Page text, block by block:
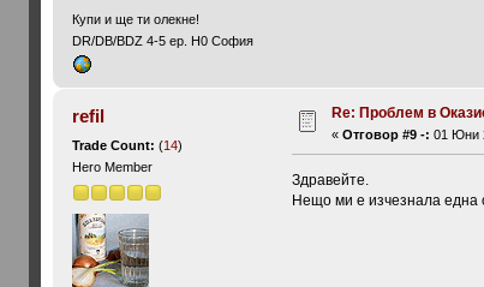
Купи и ще ти олекне!
DR/DB/BDZ 4-5 ep. H0 София
refil
Trade Count: (14)
Hero Member
Re: Проблем в
« Отговор #9 -: 01 Юни
Здравейте.
Нещо ми е изчезнала една